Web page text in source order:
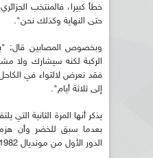
خطأ كبيرا، فالمنتخب
حتى النهاية وكذلك نحن".
وبخصوص المصابين قال:
الركبة لكنه سيشارك ولا
فقد نعرض لالتواء في
إلى ثلاثة أيام".
يذكر أنها المرة الثانية التي
الدور الأول من مونديال 1982 بإسبانيا